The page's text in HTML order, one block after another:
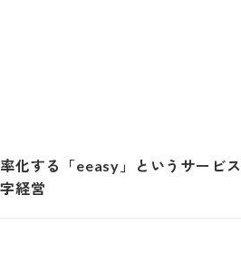
化する「eeasy」というサービ
経営